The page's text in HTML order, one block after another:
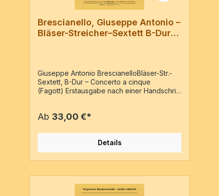
Brescianello, Giuseppe Antonio –
Bläser-Streicher–Sextett B-Dur
Giuseppe Antonio BrescianelloBläser-Str.-
Sextett, B-Dur – Concerto a cinque
(Fagott) Erstausgabe nach einer Handschrift
beim Deutschen Musikgeschichtlichen
der Vorlage: „Concerto à 5 & b.c. / Fagotto
obligato / Violino obligato / Violino primo
/ Violino secundo / Viola / Basso Continuo /
DeI Signor Joseph Franz Brescianello /
BassoPartitur & 6 Stimmen / 71 Seiten
Ab 33,00 €*
Details